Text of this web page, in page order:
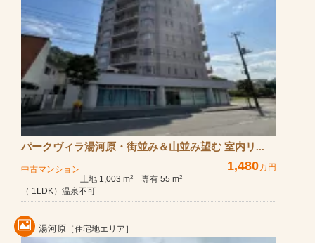
パークヴィラ湯河原・街並み＆山並み望む 室内リ...
中古マンション 1,480万円
土地 1,003 m2 専有 55 m2
（ 1LDK）温泉不可
湯河原 ［住宅地エリア］